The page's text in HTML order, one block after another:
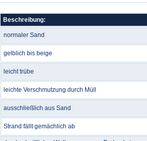
Beschreibung:
normaler Sand
gelblich bis beige
leicht trübe
leichte Verschmutzung durch Müll
ausschließlich aus Sand
Strand fällt gemächlich ab